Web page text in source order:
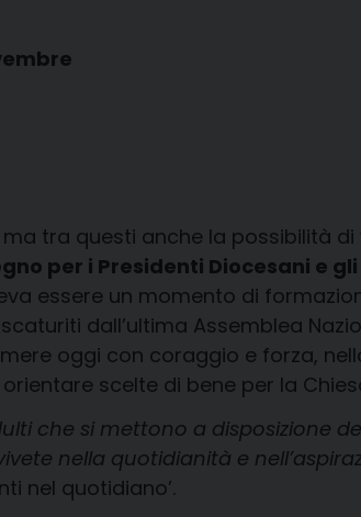
tra questi anche la possibilità di
per i Presidenti Diocesani e
essere un momento di
dall’ultima Assemblea
oggi con coraggio e forza,
scelte di bene per la
che si mettono a disposizione
nella quotidianità e
nel quotidiano’.